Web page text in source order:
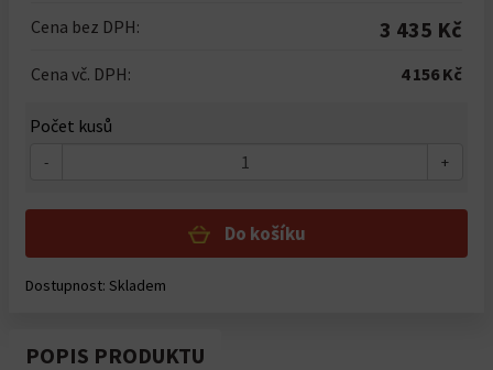
Cena bez DPH: 3 435 Kč
Cena vč. DPH: 4 156 Kč
Počet kusů
- +
Do košíku
Dostupnost: Skladem
POPIS PRODUKTU